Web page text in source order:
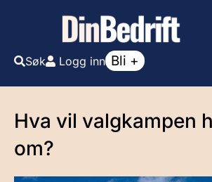
Søk Logg inn Bli +
Hva vil valgkampen
om?